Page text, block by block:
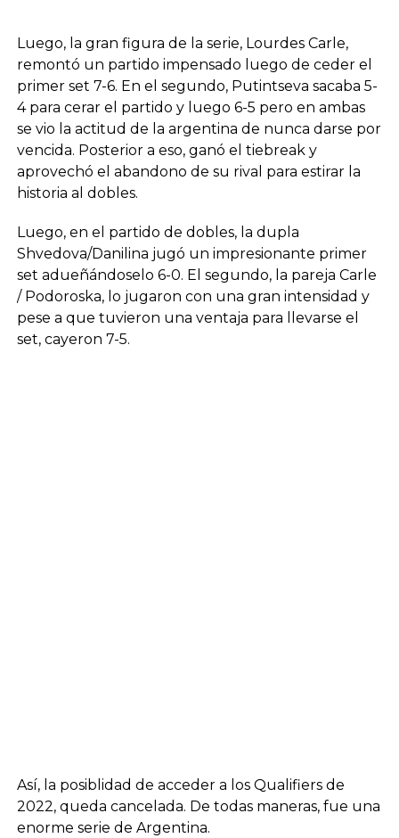
Luego, la gran figura de la serie, Lourdes Carle,
remontó un partido impensado luego de ceder el
primer set 7-6. En el segundo, Putintseva sacaba 5-
4 para cerar el partido y luego 6-5 pero en ambas
se vio la actitud de la argentina de nunca darse por
vencida. Posterior a eso, ganó el tiebreak y
aprovechó el abandono de su rival para estirar la
historia al dobles.
Luego, en el partido de dobles, la dupla
Shvedova/Danilina jugó un impresionante primer
set adueñándoselo 6-0. El segundo, la pareja Carle
/ Podoroska, lo jugaron con una gran intensidad y
pese a que tuvieron una ventaja para llevarse el
set, cayeron 7-5.
Así, la posiblidad de acceder a los Qualifiers de
2022, queda cancelada. De todas maneras, fue una
enorme serie de Argentina.